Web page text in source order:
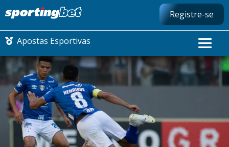
Registre-se
Apostas Esportivas
CONMEBOL LIBERTADORES
FUTEBOL NACIONAL
FUTEBOL INTERNACIONAL